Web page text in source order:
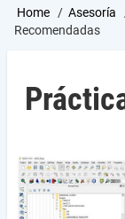
Home Asesoría
Recomendadas